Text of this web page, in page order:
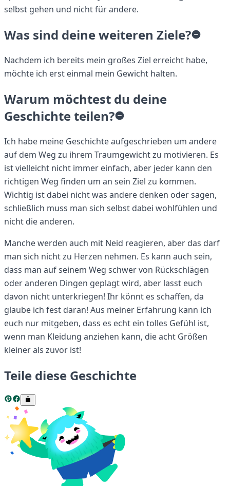
selbst gehen und nicht für andere.
Was sind deine weiteren Ziele?
Nachdem ich bereits mein großes Ziel erreicht habe,
möchte ich erst einmal mein Gewicht halten.
Warum möchtest du deine
Geschichte teilen?
Ich habe meine Geschichte aufgeschrieben um andere
auf dem Weg zu ihrem Traumgewicht zu motivieren. Es
ist vielleicht nicht immer einfach, aber jeder kann den
richtigen Weg finden um an sein Ziel zu kommen.
Wichtig ist dabei nicht was andere denken oder sagen,
schließlich muss man sich selbst dabei wohlfühlen und
nicht die anderen.
Manche werden auch mit Neid reagieren, aber das darf
man sich nicht zu Herzen nehmen. Es kann auch sein,
dass man auf seinem Weg schwer von Rückschlägen
oder anderen Dingen geplagt wird, aber lasst euch
davon nicht unterkriegen! Ihr könnt es schaffen, da
glaube ich fest daran! Aus meiner Erfahrung kann ich
euch nur mitgeben, dass es echt ein tolles Gefühl ist,
wenn man Kleidung anziehen kann, die acht Größen
kleiner als zuvor ist!
Teile diese Geschichte